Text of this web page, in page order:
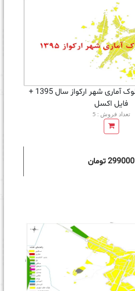
نقشه شیپ فایل بلوک آماری شهر ارکواز سال 1395 +
فايل اكسل
تعداد فروش : 5
299000 تومان